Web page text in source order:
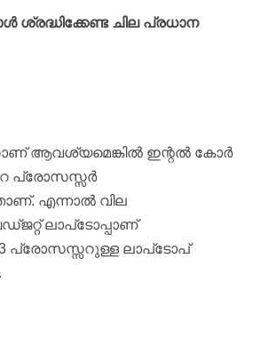
ശ്രദ്ധിക്കേണ്ട ചില പ്രധാന
ആവശ്യമെങ്കില്‍ ഇന്റല്‍ കോര്‍
പ്രോസസ്സര്‍
എന്നാല്‍ വില
ലാപ്‌ടോപ്പാണ്
ലാപ്‌ടോപ്